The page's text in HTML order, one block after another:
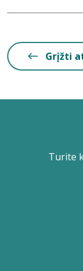
Grįžti
Turite